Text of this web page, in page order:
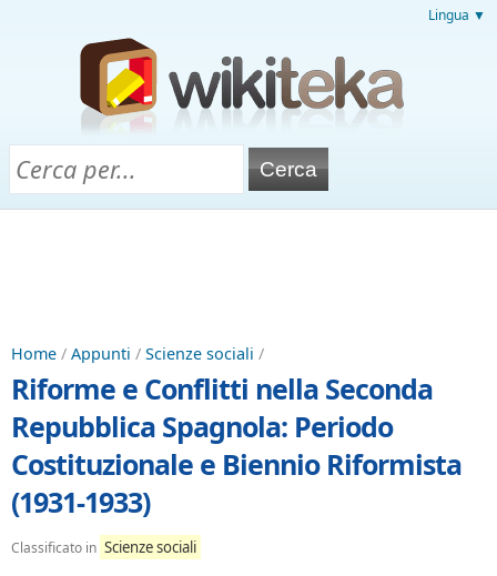
Lingua ▼
Home / Appunti / Scienze sociali /
Riforme e Conflitti nella Seconda
Repubblica Spagnola: Periodo
Costituzionale e Biennio Riformista
(1931-1933)
Classificato in Scienze sociali